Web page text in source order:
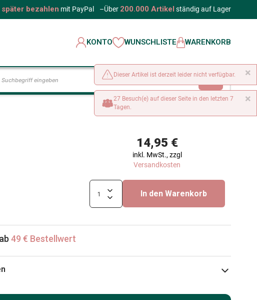
später bezahlen mit PayPal –Über 200.000 Artikel ständig auf Lager
KONTO WUNSCHLISTE WARENKORB
14,95 €
inkl. MwSt., zzgl
Versandkosten
In den Warenkorb
49 € Bestellwert
×
Dieser Artikel ist derzeit leider nicht verfügbar.
×
27 Besuch(e) auf dieser Seite in den letzten 7
Tagen.